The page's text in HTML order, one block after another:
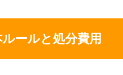
ールと処分費用